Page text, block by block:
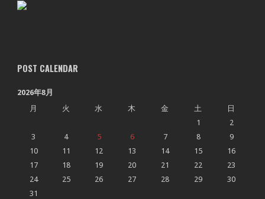
POST CALENDAR
2026年8月
月
火 水 木 金 土
日
1
2
3
4 5 6 7 8
9
10
11 12 13 14 15
16
17
18 19 20 21 22
23
24
25 26 27 28 29
30
31